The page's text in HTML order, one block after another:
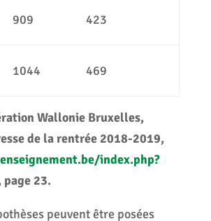
909 423
1044 469
Wallonie Bruxelles,
de la rentrée 2018-2019,
index.php?
page 23.
peuvent être posées